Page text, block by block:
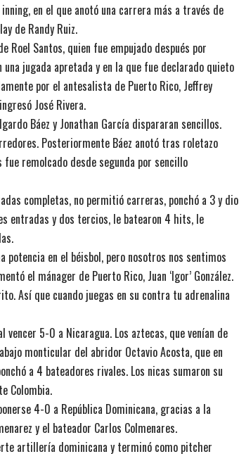
en el que anotó una carrera más a través de
de Randy Ruiz.
Roel Santos, quien fue empujado después por
jugada apretada y en la que fue declarado quieto
por el antesalista de Puerto Rico, Jeffrey
José Rivera.
Báez y Jonathan García dispararan sencillos.
Posteriormente Báez anotó tras roletazo
remolcado desde segunda por sencillo
completas, no permitió carreras, ponchó a 3 y dio
entradas y dos tercios, le batearon 4 hits, le
potencia en el béisbol, pero nosotros nos sentimos
el mánager de Puerto Rico, Juan ‘Igor’ González.
Así que cuando juegas en su contra tu adrenalina
5-0 a Nicaragua. Los aztecas, que venían de
monticular del abridor Octavio Acosta, que en
a 4 bateadores rivales. Los nicas sumaron su
Colombia.
4-0 a República Dominicana, gracias a la
y el bateador Carlos Colmenares.
artillería dominicana y terminó como pitcher